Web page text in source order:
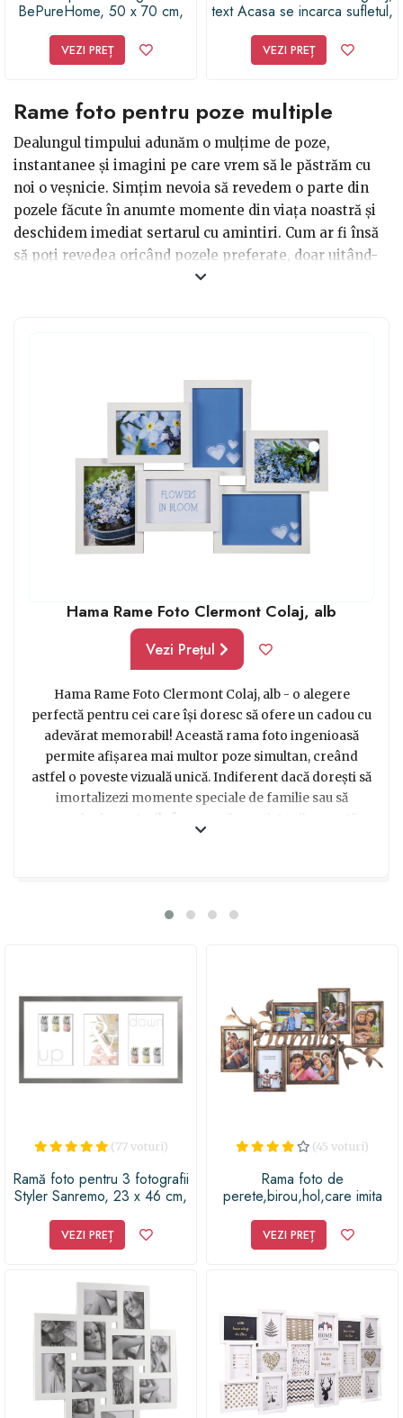
BePureHome, 50 x 70 cm,
VEZI PREȚ
text Acasa se incarca sufletul,
VEZI PREȚ
Rame foto pentru poze multiple
Dealungul timpului adunăm o mulțime de poze,
instantanee și imagini pe care vrem să le păstrăm cu
noi o veșnicie. Simțim nevoia să revedem o parte din
pozele făcute în anumte momente din viața noastră și
deschidem imediat sertarul cu amintiri. Cum ar fi însă
să poți revedea oricând pozele preferate, doar uitând-
te pe perete? Asta pentru că sunt extrem de moderne și
ai nevoie de o idee de cadou pentru cineva drag.
Hama Rame Foto Clermont Colaj, alb
Vezi Prețul
Hama Rame Foto Clermont Colaj, alb - o alegere
perfectă pentru cei care își doresc să ofere un cadou cu
adevărat memorabil! Această rama foto ingenioasă
permite afișarea mai multor poze simultan, creând
astfel o poveste vizuală unică. Indiferent dacă dorești să
imortalizezi momente speciale de familie sau să
surprinzi aventurile împreună cu prietenii, această
revii mereu cu nostalgie la amintiri și să împărtășești
(77 voturi)
Ramă foto pentru 3 fotografii
Styler Sanremo, 23 x 46 cm,
VEZI PREȚ
(45 voturi)
Rama foto de
perete,birou,hol,care imita
familie,vopsita cu bronz
VEZI PREȚ